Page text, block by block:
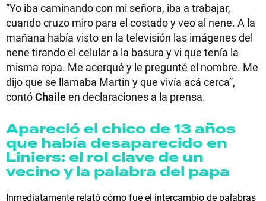
“Yo iba caminando con mi señora, iba a trabajar,
cuando cruzo miro para el costado y veo al nene. A la
mañana había visto en la televisión las imágenes del
nene tirando el celular a la basura y vi que tenía la
misma ropa. Me acerqué y le pregunté el nombre. Me
dijo que se llamaba Martín y que vivía acá cerca”,
contóChaileen declaraciones a la prensa.
Apareció el chico de 13 años
que había desaparecido en
Liniers: el rol clave de un
vecino y la palabra del papa
Inmediatamente relató cómo fue el intercambio de palabras